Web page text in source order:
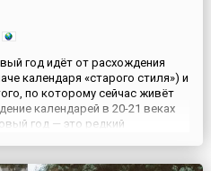
год идёт от расхождения
календаря «старого стиля») и
по которому сейчас живёт
календарей в 20-21 веках
год — это редкий